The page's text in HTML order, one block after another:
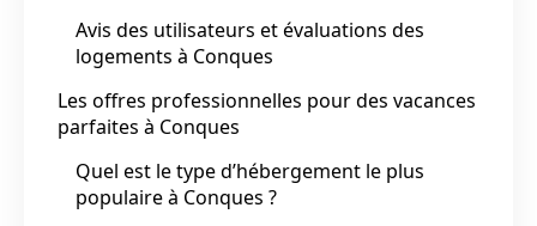
Avis des utilisateurs et évaluations des
logements à Conques
Les offres professionnelles pour des vacances
parfaites à Conques
Quel est le type d’hébergement le plus
populaire à Conques ?